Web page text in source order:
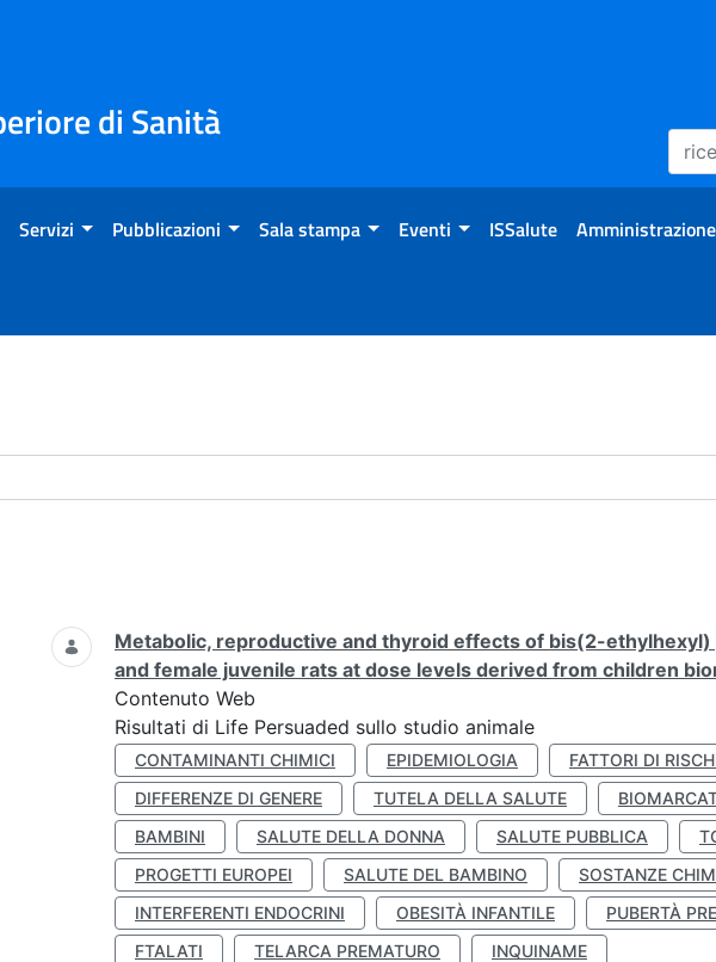
di Sanità
Servizi Pubblicazioni Sala stampa Eventi ISSalute
- Eventi
Ricerca
Metabolic, reproductive and thyroid effects of bis(2-
and female juvenile rats at dose levels derived from children
Contenuto Web
Risultati di Life Persuaded sullo studio animale
CONTAMINANTI CHIMICI EPIDEMIOLOGIA FATTORI DI
DIFFERENZE DI GENERE
TUTELA DELLA SALUTE
BAMBINI
SALUTE DELLA DONNA SALUTE PUBBLICA
PROGETTI EUROPEI
SALUTE DEL BAMBINO SOSTANZE
INTERFERENTI ENDOCRINI
OBESITÀ INFANTILE PUBERTÀ
FTALATI
TELARCA PREMATURO INQUINAME